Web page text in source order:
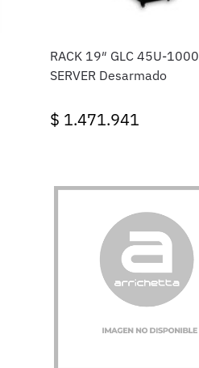
RACK 19″ GLC 45U-1000
SERVER Desarmado
$ 1.471.941